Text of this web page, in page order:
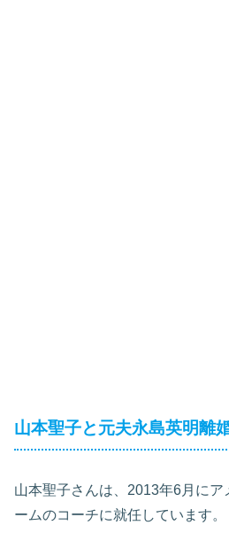
山本聖子と元夫永島英明離
山本聖子さんは、2013年6月に
ームのコーチに就任しています。